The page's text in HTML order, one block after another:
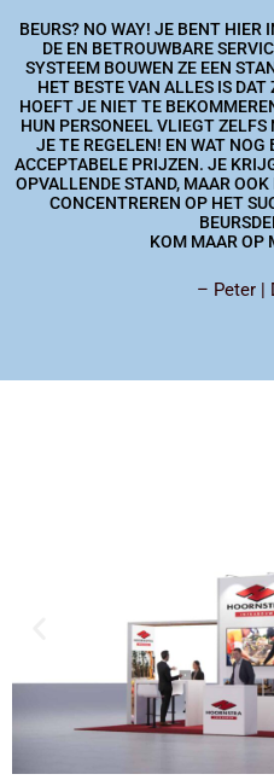
BEURS? NO WAY! JE BENT HIER
DE EN BETROUWBARE
SYSTEEM BOUWEN ZE EEN
HET BESTE VAN ALLES IS
HOEFT JE NIET TE
HUN PERSONEEL VLIEGT
JE TE REGELEN! EN WAT NOG
ACCEPTABELE PRIJZEN. JE
OPVALLENDE STAND, MAAR
CONCENTREREN OP HET
KOM MAAR OP
– Peter |